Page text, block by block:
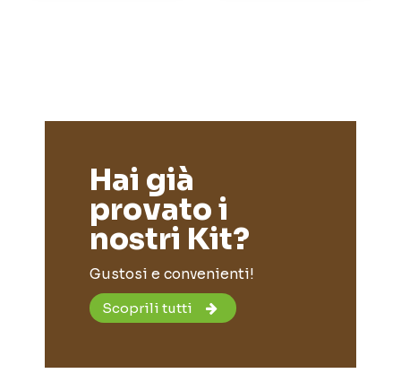
Hai già
provato i
nostri Kit?
Gustosi e convenienti!
Scoprili tutti